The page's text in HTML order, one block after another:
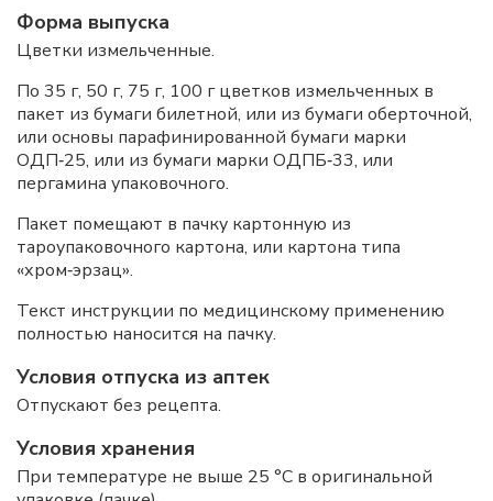
Форма выпуска
Цветки измельченные.
По 35 г, 50 г, 75 г, 100 г цветков измельченных в
пакет из бумаги билетной, или из бумаги оберточной,
или основы парафинированной бумаги марки
ОДП‑25, или из бумаги марки ОДПБ‑33, или
пергамина упаковочного.
Пакет помещают в пачку картонную из
тароупаковочного картона, или картона типа
«хром‑эрзац».
Текст инструкции по медицинскому применению
полностью наносится на пачку.
Условия отпуска из аптек
Отпускают без рецепта.
Условия хранения
При температуре не выше 25 °C в оригинальной